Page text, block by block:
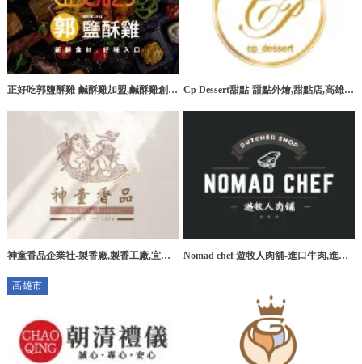
正好吃郭鹽酥雞-鹹酥雞加盟,鹹酥雞創
Cp Dessert甜點-甜點外燴,甜點店,高雄甜
神童香品企業社-製香廠,製香工廠,宜蘭
Nomad chef 遊牧人肉舖-進口牛肉,進口
高雄市